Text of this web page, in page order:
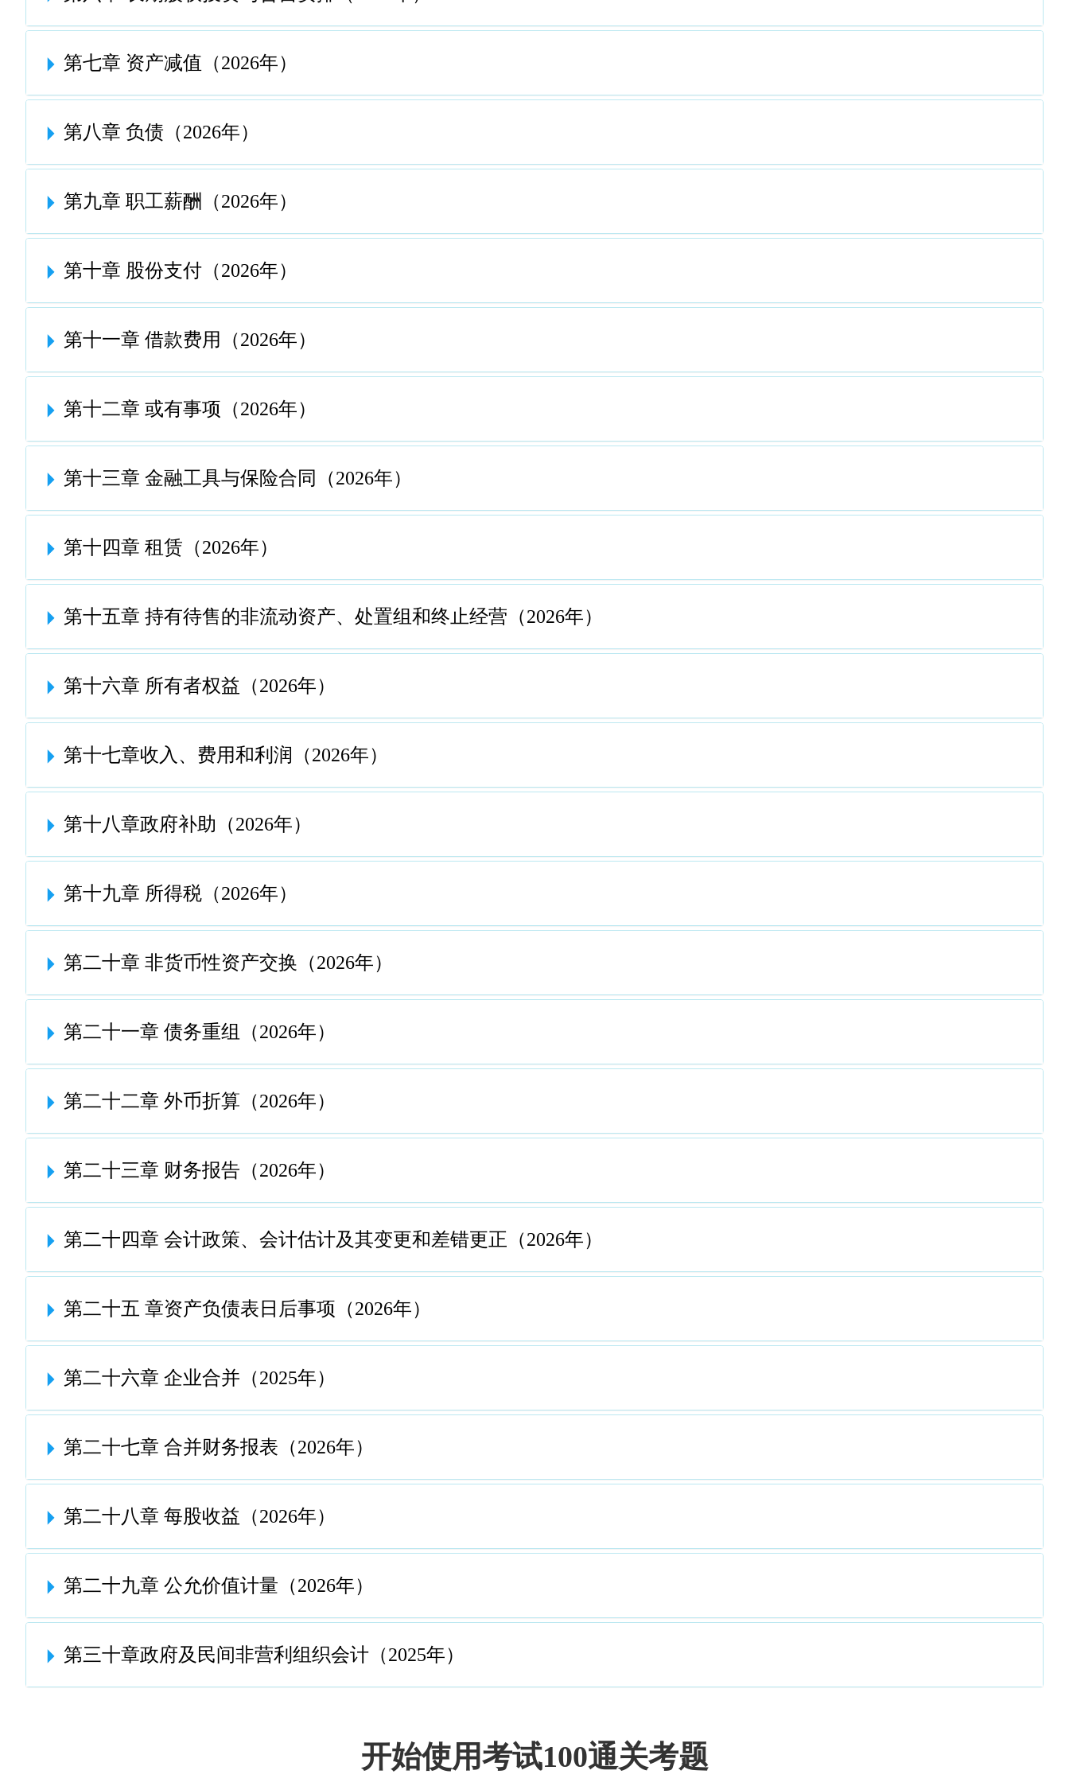
第七章 资产减值（2026年）
第八章 负债（2026年）
第九章 职工薪酬（2026年）
第十章 股份支付（2026年）
第十一章 借款费用（2026年）
第十二章 或有事项（2026年）
第十三章 金融工具与保险合同（2026年）
第十四章 租赁（2026年）
第十五章 持有待售的非流动资产、处置组和终止经营（2026年）
第十六章 所有者权益（2026年）
第十七章收入、费用和利润（2026年）
第十八章政府补助（2026年）
第十九章 所得税（2026年）
第二十章 非货币性资产交换（2026年）
第二十一章 债务重组（2026年）
第二十二章 外币折算（2026年）
第二十三章 财务报告（2026年）
第二十四章 会计政策、会计估计及其变更和差错更正（2026年）
第二十五 章资产负债表日后事项（2026年）
第二十六章 企业合并（2025年）
第二十七章 合并财务报表（2026年）
第二十八章 每股收益（2026年）
第二十九章 公允价值计量（2026年）
第三十章政府及民间非营利组织会计（2025年）
开始使用考试100通关考题